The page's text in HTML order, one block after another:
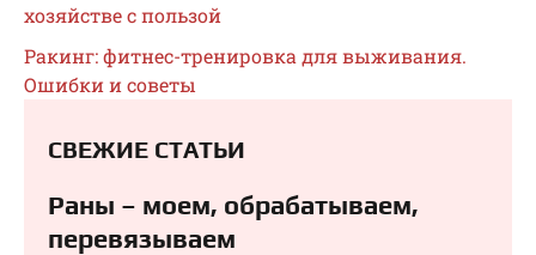
хозяйстве с пользой
Ракинг: фитнес-тренировка для выживания.
Ошибки и советы
СВЕЖИЕ СТАТЬИ
Раны – моем, обрабатываем,
перевязываем⁠⁠